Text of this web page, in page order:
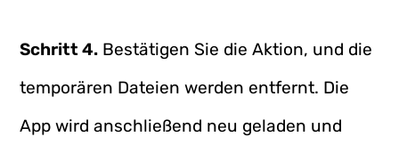
Schritt 4. Bestätigen Sie die Aktion, und die
temporären Dateien werden entfernt. Die
App wird anschließend neu geladen und